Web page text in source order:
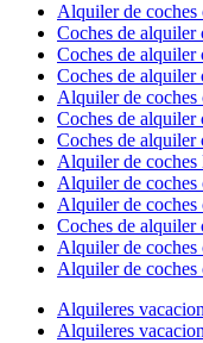
Alquiler de coches
Coches de
Coches de
Coches de
Alquiler de coches
Coches de
Coches de
Alquiler de
Alquiler de
Alquiler de coches
Coches de
Alquiler de coches
Alquiler de
Alquileres
Alquileres